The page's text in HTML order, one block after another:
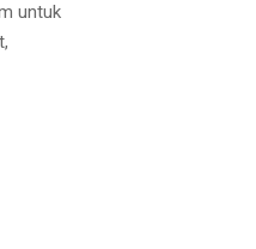
untuk